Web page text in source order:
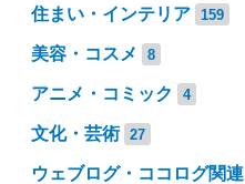
住まい・インテリア 159
美容・コスメ 8
アニメ・コミック 4
文化・芸術 27
ウェブログ・ココログ関連